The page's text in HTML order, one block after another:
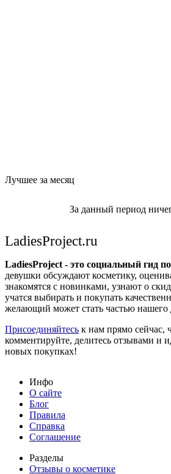
Лучшее за месяц
За данный период
LadiesProject.ru
LadiesProject - это социальный гид
девушки обсуждают косметику,
знакомятся с новинками, узнают о
учатся выбирать и покупать
желающий может стать частью нашего
Присоединяйтесь к нам прямо сейчас,
комментируйте, делитесь отзывами и
новых покупках!
Инфо
О сайте
Блог
Правила
Справка
Соглашение
Разделы
Отзывы о косметике